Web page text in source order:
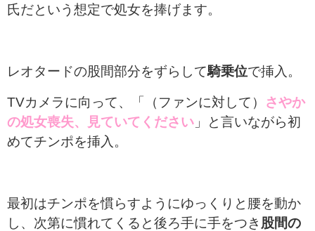
氏だという想定で処女を捧げます。
レオタードの股間部分をずらして騎乗位で挿入。
TVカメラに向って、「（ファンに対して）
さやか
の処女喪失、見ていてください 」と言いながら初
めてチンポを挿入。
最初はチンポを慣らすようにゆっくりと腰を動か
し、次第に慣れてくると後ろ手に手をつき 股間の